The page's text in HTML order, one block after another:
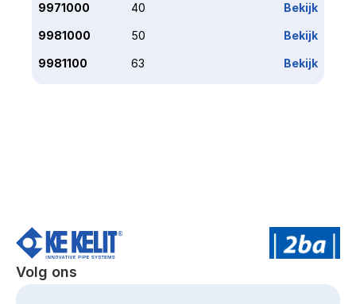
9971000 40 Bekijk
9981000 50 Bekijk
9981100 63 Bekijk
Volg ons